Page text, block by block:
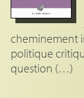
cheminement
politique
question (…)